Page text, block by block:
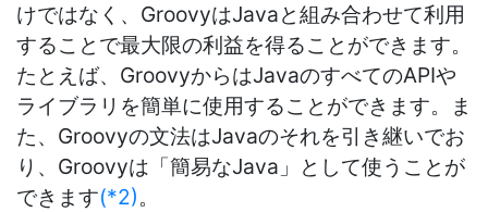
けではなく、GroovyはJavaと組み合わせて利用
することで最大限の利益を得ることができます。
たとえば、GroovyからはJavaのすべてのAPIや
ライブラリを簡単に使用することができます。ま
た、Groovyの文法はJavaのそれを引き継いでお
り、Groovyは「簡易なJava」として使うことが
できます(*2)。